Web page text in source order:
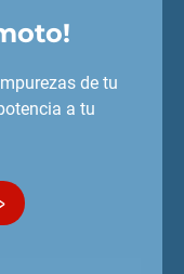
de tu
a tu